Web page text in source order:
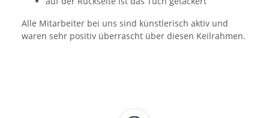
Alle Mitarbeiter bei uns sind künstlerisch aktiv und
waren sehr positiv überrascht über diesen Keilrahmen.